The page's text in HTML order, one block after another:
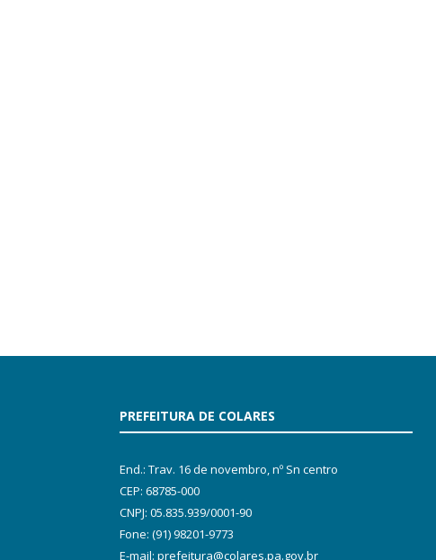
PREFEITURA DE COLARES
End.: Trav. 16 de novembro, nº Sn centro
CEP: 68785-000
CNPJ: 05.835.939/0001-90
Fone: (91) 98201-9773
E-mail: prefeitura@colares.pa.gov.br